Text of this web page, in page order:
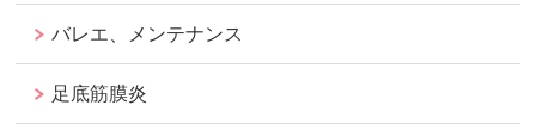
バレエ、メンテナンス
足底筋膜炎